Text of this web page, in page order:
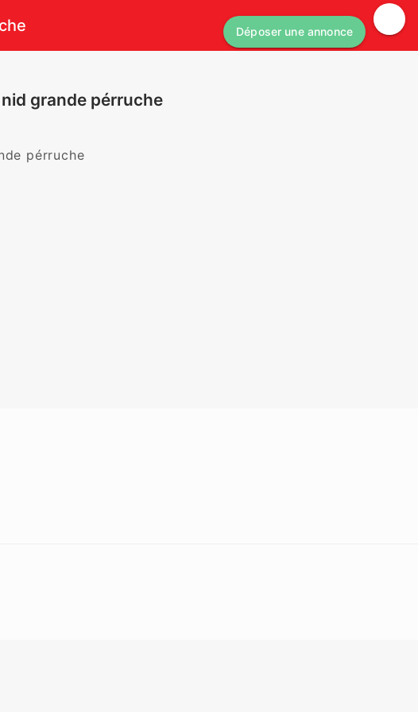
Déposer une annonce
grande pérruche
pérruche